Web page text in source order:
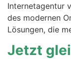
Internetagentur
des modernen
Lösungen, die
Jetzt